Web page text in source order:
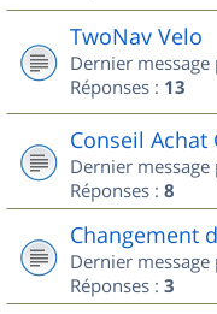
TwoNav Velo
Dernier message
Réponses : 13
Conseil Achat
Dernier message
Réponses : 8
Changement
Dernier message
Réponses : 3